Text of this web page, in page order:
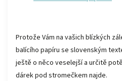
Protože Vám na vašich blízkých
balícího papíru se slovenským
ještě o něco veselejší a určitě
dárek pod stromečkem najde.